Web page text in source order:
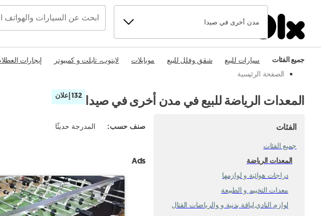
مدن أخرى في صيدا
جميع الفئات سيارات للبيع شقق وفلل للبيع موبايلات لابتوب، تابلت و كمبيوتر إيجارات
الصفحة الرئيسية
المعدات الرياضة للبيع في مدن أخرى في صيدا 132 إعلان
الفئات
جميع الفئات
المعدات الرياضة
دراجات هوائية و لوازمها
معدات التخييم و الطبيعة
لوازم النادي,لياقة بدنية و والرياضات القتال
صنف حسب: المدرجة حديثًا
Ads